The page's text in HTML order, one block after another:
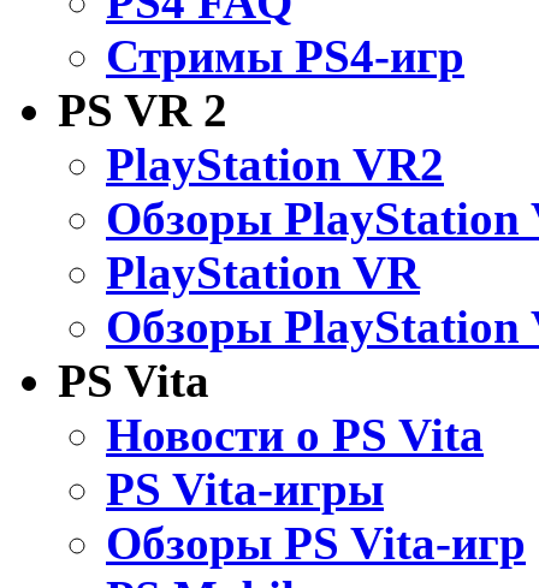
Стримы PS4-игр
PS VR 2
PlayStation VR2
Обзоры PlayStation
PlayStation VR
Обзоры PlayStation
PS Vita
Новости о PS Vita
PS Vita-игры
Обзоры PS Vita-игр